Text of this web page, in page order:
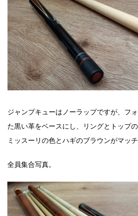
ジャンプキューはノーラップですが、フ
た黒い革をベースにし、リングとトップ
ミッスーリの色とハギのブラウンがマッ
全員集合写真。